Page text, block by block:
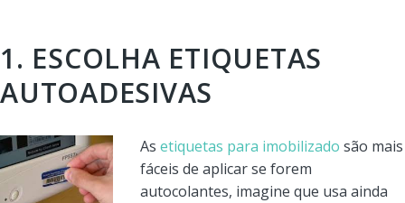
1. ESCOLHA ETIQUETAS
AUTOADESIVAS
As etiquetas para imobilizado são mais
fáceis de aplicar se forem
autocolantes, imagine que usa ainda